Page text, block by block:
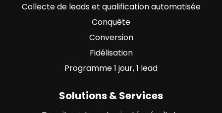
Collecte de leads et qualification automatisée
Conquête
Conversion
Fidélisation
Programme 1 jour, 1 lead
Solutions & Services